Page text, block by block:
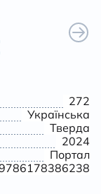
272
Українська
Тверда
2024
Портал